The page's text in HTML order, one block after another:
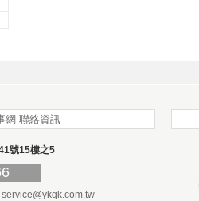
網-聯絡資訊
號15樓之5
service@ykqk.com.tw